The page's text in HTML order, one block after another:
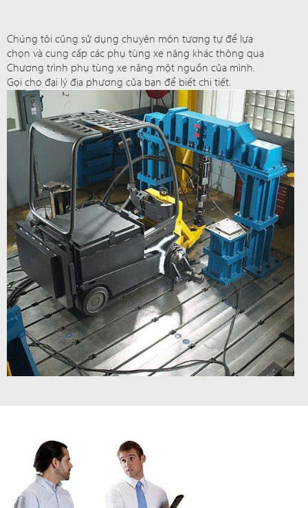
Chúng tôi cũng sử dụng chuyên môn tương tự để lựa
chọn và cung cấp các phụ tùng xe nâng khác thông qua
Chương trình phụ tùng xe nâng một nguồn của mình.
Gọi cho đại lý địa phương của bạn để biết chi tiết.